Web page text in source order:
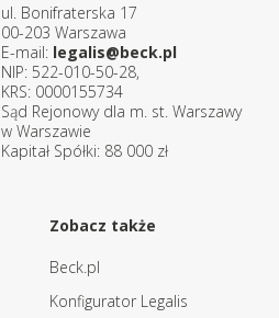
ul. Bonifraterska 17
00-203 Warszawa
E-mail: legalis@beck.pl
NIP: 522-010-50-28,
KRS: 0000155734
Sąd Rejonowy dla m. st. Warszawy
w Warszawie
Kapitał Spółki: 88 000 zł
Zobacz także
Beck.pl
Konfigurator Legalis